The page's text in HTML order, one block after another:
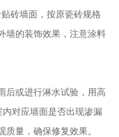
砖墙面，按原瓷砖规格
墙的装饰效果，注意涂料
后或进行淋水试验，用高
对应墙面是否出现渗漏
量，确保修复效果。​